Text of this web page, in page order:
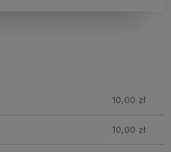
10,00 zł
10,00 zł